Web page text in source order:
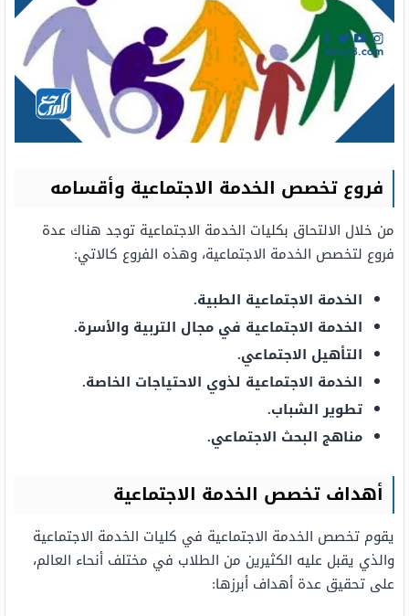
فروع تخصص الخدمة الاجتماعية وأقسامه
من خلال الالتحاق بكليات الخدمة الاجتماعية توجد هناك عدة
فروع لتخصص الخدمة الاجتماعية، وهذه الفروع كالاتي:
الخدمة الاجتماعية الطبية.
الخدمة الاجتماعية في مجال التربية والأسرة.
التأهيل الاجتماعي.
الخدمة الاجتماعية لذوي الاحتياجات الخاصة.
تطوير الشباب.
مناهج البحث الاجتماعي.
أهداف تخصص الخدمة الاجتماعية
يقوم تخصص الخدمة الاجتماعية في كليات الخدمة الاجتماعية
والذي يقبل عليه الكثيرين من الطلاب في مختلف أنحاء العالم،
على تحقيق عدة أهداف أبرزها: